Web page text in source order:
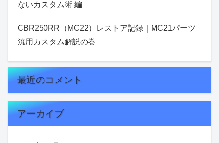
ないカスタム術 編
CBR250RR（MC22）レストア記録｜MC21パーツ
流用カスタム解説の巻
最近のコメント
アーカイブ